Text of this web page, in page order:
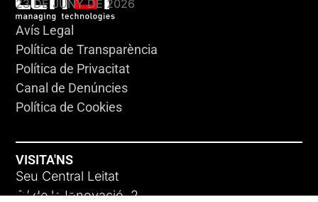
23 DE JUNY DE 2026
ADC-CRC
Avís Legal
Política de Transparència
Política de Privacitat
Canal de Denúncies
Política de Cookies
VISITA'NS
Seu Central Leitat
C/ de la Innovació, 2